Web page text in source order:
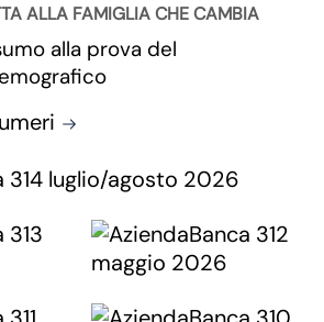
ALLA FAMIGLIA CHE CAMBIA
alla prova del